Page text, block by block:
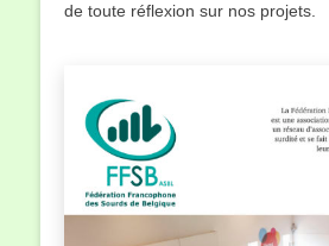
de toute réflexion sur nos projets.